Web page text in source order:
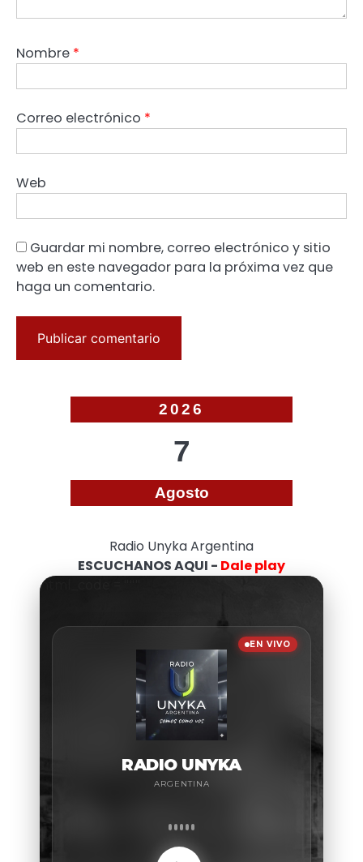
Nombre *
Correo electrónico *
Web
Guardar mi nombre, correo electrónico y sitio
web en este navegador para la próxima vez que
haga un comentario.
2026
7
Agosto
Radio Unyka Argentina
ESCUCHANOS AQUI - Dale play